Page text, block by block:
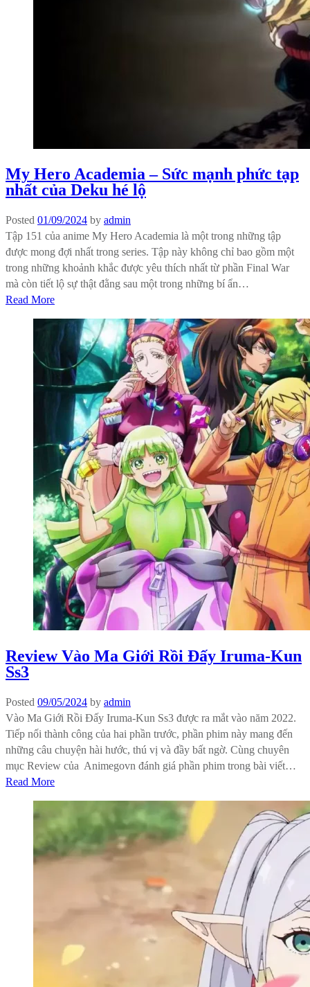
My Hero Academia – Sức mạnh phức tạp
nhất của Deku hé lộ
Posted 01/09/2024 by admin
Tập 151 của anime My Hero Academia là một trong những tập
được mong đợi nhất trong series. Tập này không chỉ bao gồm một
trong những khoảnh khắc được yêu thích nhất từ ​​phần Final War
mà còn tiết lộ sự thật đằng sau một trong những bí ẩn…
Read More
Review Vào Ma Giới Rồi Đấy Iruma-Kun
Ss3
Posted 09/05/2024 by admin
Vào Ma Giới Rồi Đấy Iruma-Kun Ss3 được ra mắt vào năm 2022.
Tiếp nối thành công của hai phần trước, phần phim này mang đến
những câu chuyện hài hước, thú vị và đầy bất ngờ. Cùng chuyên
mục Review của Animegovn đánh giá phần phim trong bài viết…
Read More